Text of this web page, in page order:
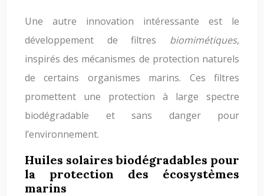
Une autre innovation intéressante est le
développement de filtres biomimétiques,
inspirés des mécanismes de protection naturels
de certains organismes marins. Ces filtres
promettent une protection à large spectre
biodégradable et sans danger pour
l’environnement.
Huiles solaires biodégradables pour
la protection des écosystèmes
marins